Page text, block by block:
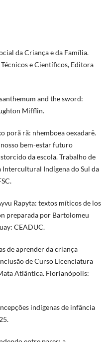
da Criança e da Família.
e Científicos, Editora
and the sword:
Mifflin.
porã rã: nhemboea oexadarë.
bem-estar futuro
da escola. Trabalho de
Indígena do Sul da
Rapyta: textos míticos de los
preparada por Bartolomeu
CEADUC.
de aprender da criança
de Curso Licenciatura
Atlântica. Florianópolis:
indígenas de infância